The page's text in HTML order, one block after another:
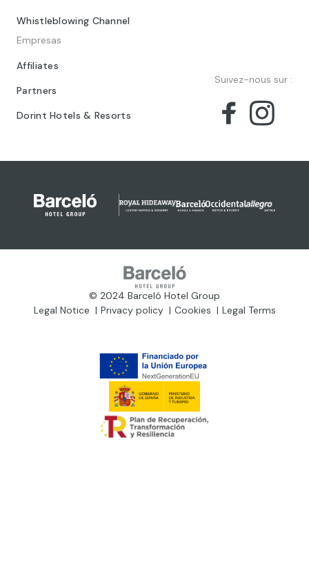
Whistleblowing Channel
Empresas
Affiliates
Partners
Dorint Hotels & Resorts
Suivez-nous sur :
© 2024 Barceló Hotel Group
Legal Notice
Privacy policy Cookies Legal Terms